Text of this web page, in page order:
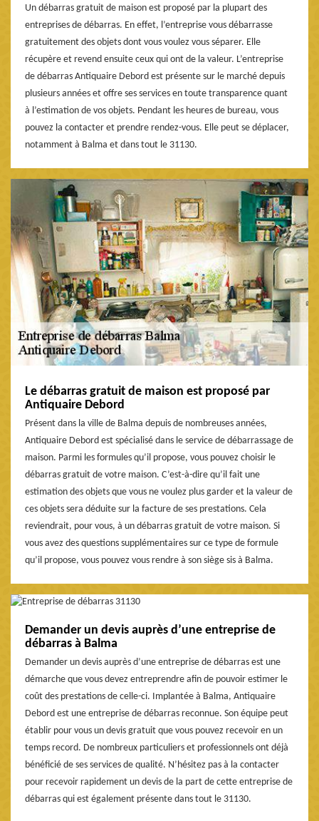
Un débarras gratuit de maison est proposé par la plupart des
entreprises de débarras. En effet, l’entreprise vous débarrasse
gratuitement des objets dont vous voulez vous séparer. Elle
récupère et revend ensuite ceux qui ont de la valeur. L’entreprise
de débarras Antiquaire Debord est présente sur le marché depuis
plusieurs années et offre ses services en toute transparence quant
à l’estimation de vos objets. Pendant les heures de bureau, vous
pouvez la contacter et prendre rendez-vous. Elle peut se déplacer,
notamment à Balma et dans tout le 31130.
Le débarras gratuit de maison est proposé par
Antiquaire Debord
Présent dans la ville de Balma depuis de nombreuses années,
Antiquaire Debord est spécialisé dans le service de débarrassage de
maison. Parmi les formules qu’il propose, vous pouvez choisir le
débarras gratuit de votre maison. C’est-à-dire qu’il fait une
estimation des objets que vous ne voulez plus garder et la valeur de
ces objets sera déduite sur la facture de ses prestations. Cela
reviendrait, pour vous, à un débarras gratuit de votre maison. Si
vous avez des questions supplémentaires sur ce type de formule
qu’il propose, vous pouvez vous rendre à son siège sis à Balma.
Demander un devis auprès d’une entreprise de
débarras à Balma
Demander un devis auprès d’une entreprise de débarras est une
démarche que vous devez entreprendre afin de pouvoir estimer le
coût des prestations de celle-ci. Implantée à Balma, Antiquaire
Debord est une entreprise de débarras reconnue. Son équipe peut
établir pour vous un devis gratuit que vous pouvez recevoir en un
temps record. De nombreux particuliers et professionnels ont déjà
bénéficié de ses services de qualité. N’hésitez pas à la contacter
pour recevoir rapidement un devis de la part de cette entreprise de
débarras qui est également présente dans tout le 31130.